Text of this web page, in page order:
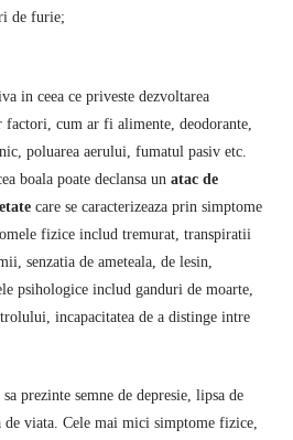
de furie;
in ceea ce priveste dezvoltarea
cum ar fi alimente, deodorante,
poluarea aerului, fumatul pasiv etc.
boala poate declansa un atac de
care se caracterizeaza prin simptome
fizice includ tremurat, transpiratii
senzatia de ameteala, de lesin,
psihologice includ ganduri de moarte,
incapacitatea de a distinge intre
prezinte semne de depresie, lipsa de
de viata. Cele mai mici simptome fizice,